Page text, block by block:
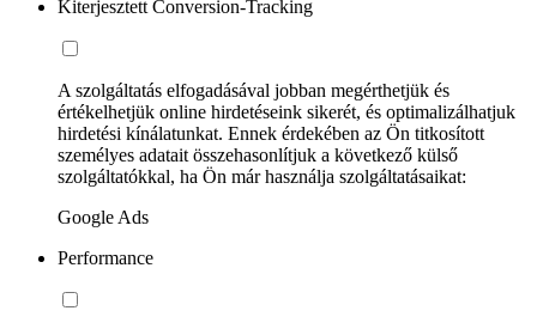
Kiterjesztett Conversion-Tracking
A szolgáltatás elfogadásával jobban megérthetjük és
értékelhetjük online hirdetéseink sikerét, és optimalizálhatjuk
hirdetési kínálatunkat. Ennek érdekében az Ön titkosított
személyes adatait összehasonlítjuk a következő külső
szolgáltatókkal, ha Ön már használja szolgáltatásaikat:
Google Ads
Performance